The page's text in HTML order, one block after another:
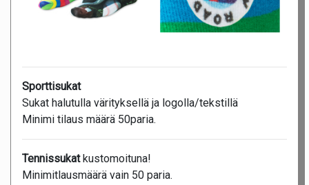
Sporttisukat
Sukat halutulla värityksellä ja logolla/tekstillä
Minimi tilaus määrä 50paria.
Tennissukatkustomoituna!
Minimitlausmäärä vain 50 paria.